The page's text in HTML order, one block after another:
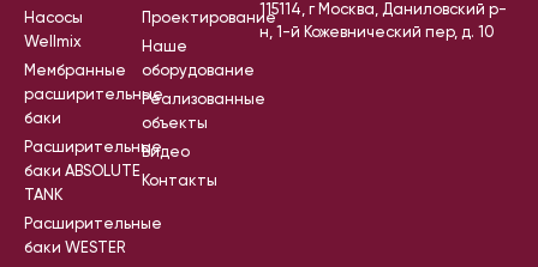
Насосы
Wellmix
Мембранные
расширительные
баки
Расширительные
баки ABSOLUTE
TANK
Расширительные
баки WESTER
Проектирование
Наше
оборудование
Реализованные
объекты
Видео
Контакты
115114, г Москва, Даниловский р-
н, 1-й Кожевнический пер, д. 10